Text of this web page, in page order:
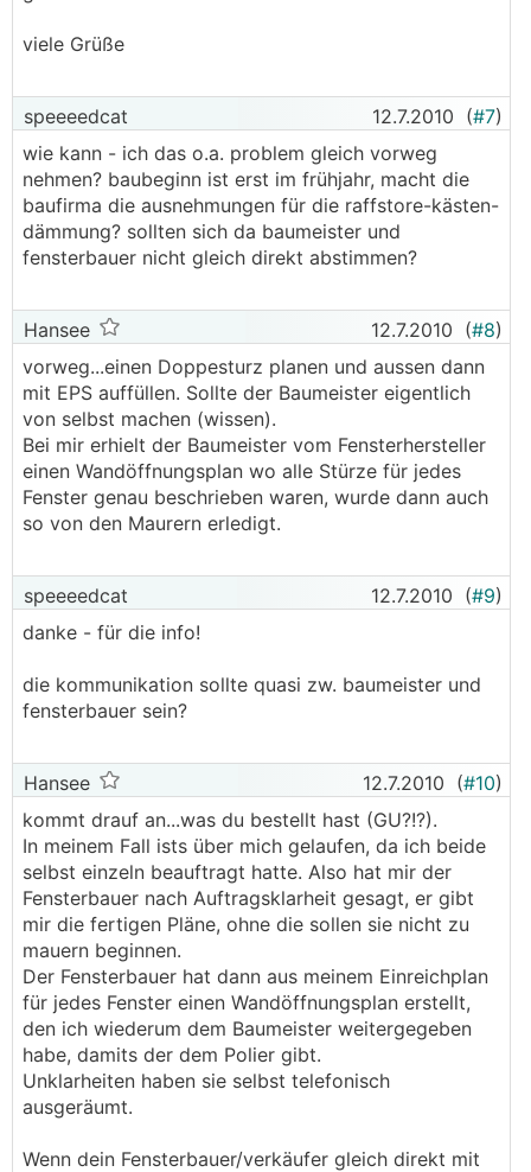
viele Grüße
speeeedcat 12.7.2010 (#7)
wie kann - ich das o.a. problem gleich vorweg
nehmen? baubeginn ist erst im frühjahr, macht die
baufirma die ausnehmungen für die raffstore-kästen-
dämmung? sollten sich da baumeister und
fensterbauer nicht gleich direkt abstimmen?
Hansee 12.7.2010 (#8)
vorweg...einen Doppesturz planen und aussen dann
mit EPS auffüllen. Sollte der Baumeister eigentlich
von selbst machen (wissen).
Bei mir erhielt der Baumeister vom Fensterhersteller
einen Wandöffnungsplan wo alle Stürze für jedes
Fenster genau beschrieben waren, wurde dann auch
so von den Maurern erledigt.
speeeedcat 12.7.2010 (#9)
danke - für die info!
die kommunikation sollte quasi zw. baumeister und
fensterbauer sein?
Hansee 12.7.2010 (#10)
kommt drauf an...was du bestellt hast (GU?!?).
In meinem Fall ists über mich gelaufen, da ich beide
selbst einzeln beauftragt hatte. Also hat mir der
Fensterbauer nach Auftragsklarheit gesagt, er gibt
mir die fertigen Pläne, ohne die sollen sie nicht zu
mauern beginnen.
Der Fensterbauer hat dann aus meinem Einreichplan
für jedes Fenster einen Wandöffnungsplan erstellt,
den ich wiederum dem Baumeister weitergegeben
habe, damits der dem Polier gibt.
Unklarheiten haben sie selbst telefonisch
ausgeräumt.
Wenn dein Fensterbauer/verkäufer gleich direkt mit